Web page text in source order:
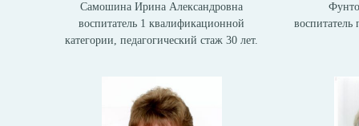
Самошина Ирина Александровна
воспитатель 1 квалификационной
категории, педагогический стаж 30 лет.
воспитатель